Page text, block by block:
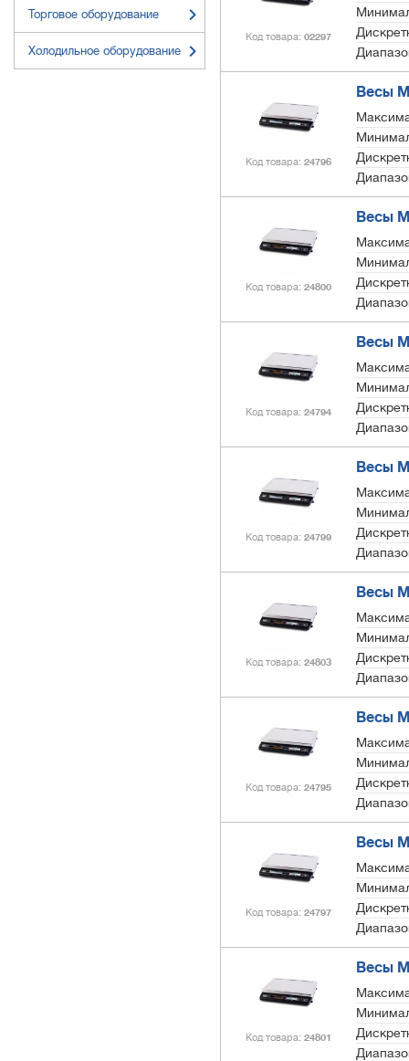
Торговое оборудование
Холодильное оборудование
Код товара 02297
Код товара 24796
Весы
Код товара 24800
Весы
Код товара 24794
Весы
Код товара 24799
Весы
Код товара 24803
Весы
Код товара 24795
Весы
Код товара 24797
Весы
Код товара 24801
Весы